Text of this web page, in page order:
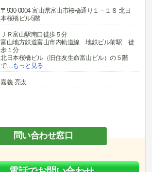
〒930-0004 富山県富山市桜橋通り１－１８ 北日
本桜橋ビル5階
ＪＲ富山駅南口徒歩５分
富山地方鉄道富山市内軌道線 地鉄ビル前駅 徒
歩１分
北日本桜橋ビル（旧住友生命富山ビル）の５階
で…もっと見る
嘉義 亮太
問い合わせ窓口